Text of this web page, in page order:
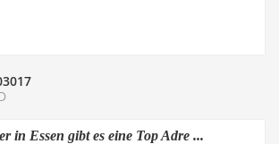
in Essen gibt es eine Top Adre ...